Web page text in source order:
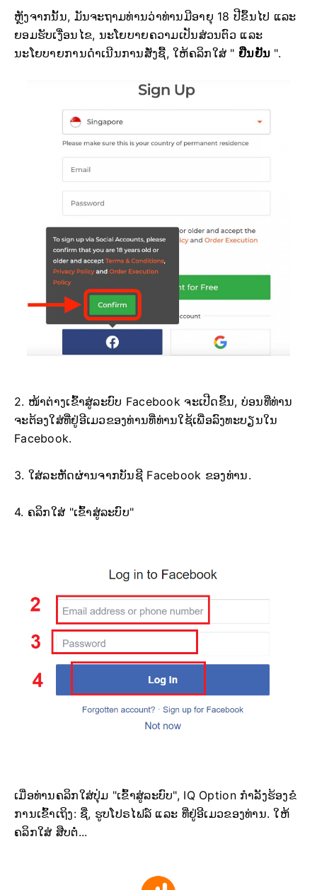
ຫຼັງຈາກນັ້ນ, ມັນຈະຖາມທ່ານວ່າທ່ານມີອາຍຸ 18 ປີຂຶ້ນໄປ ແລະ
ຍອມຮັບເງື່ອນໄຂ, ນະໂຍບາຍຄວາມເປັນສ່ວນຕົວ ແລະ
ນະໂຍບາຍການດຳເນີນການສັ່ງຊື້, ໃຫ້ຄລິກໃສ່ " ຢືນຢັນ ".
2. ໜ້າຕ່າງເຂົ້າສູ່ລະບົບ Facebook ຈະເປີດຂຶ້ນ, ບ່ອນທີ່ທ່ານ
ຈະຕ້ອງໃສ່ທີ່ຢູ່ອີເມວຂອງທ່ານທີ່ທ່ານໃຊ້ເພື່ອລົງທະບຽນໃນ
Facebook.
3. ໃສ່ລະຫັດຜ່ານຈາກບັນຊີ Facebook ຂອງທ່ານ.
4. ຄລິກໃສ່ "ເຂົ້າສູ່ລະບົບ"
ເມື່ອທ່ານຄລິກໃສ່ປຸ່ມ "ເຂົ້າສູ່ລະບົບ", IQ Option ກຳລັງຮ້ອງຂໍ
ການເຂົ້າເຖິງ: ຊື່, ຮູບໂປຣໄຟລ໌ ແລະ ທີ່ຢູ່ອີເມວຂອງທ່ານ. ໃຫ້
ຄລິກໃສ່ ສືບຕໍ່...